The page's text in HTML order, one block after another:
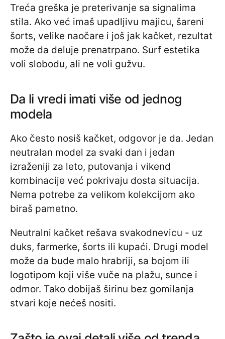
Treća greška je preterivanje sa signalima
stila. Ako već imaš upadljivu majicu, šareni
šorts, velike naočare i još jak kačket, rezultat
može da deluje prenatrpano. Surf estetika
voli slobodu, ali ne voli gužvu.
Da li vredi imati više od jednog
modela
Ako često nosiš kačket, odgovor je da. Jedan
neutralan model za svaki dan i jedan
izraženiji za leto, putovanja i vikend
kombinacije već pokrivaju dosta situacija.
Nema potrebe za velikom kolekcijom ako
biraš pametno.
Neutralni kačket rešava svakodnevicu - uz
duks, farmerke, šorts ili kupaći. Drugi model
može da bude malo hrabriji, sa bojom ili
logotipom koji više vuče na plažu, sunce i
odmor. Tako dobijaš širinu bez gomilanja
stvari koje nećeš nositi.